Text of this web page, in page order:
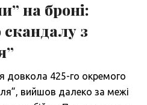
на броні:
скандалу з
довкола 425-го окремого
вийшов далеко за межі